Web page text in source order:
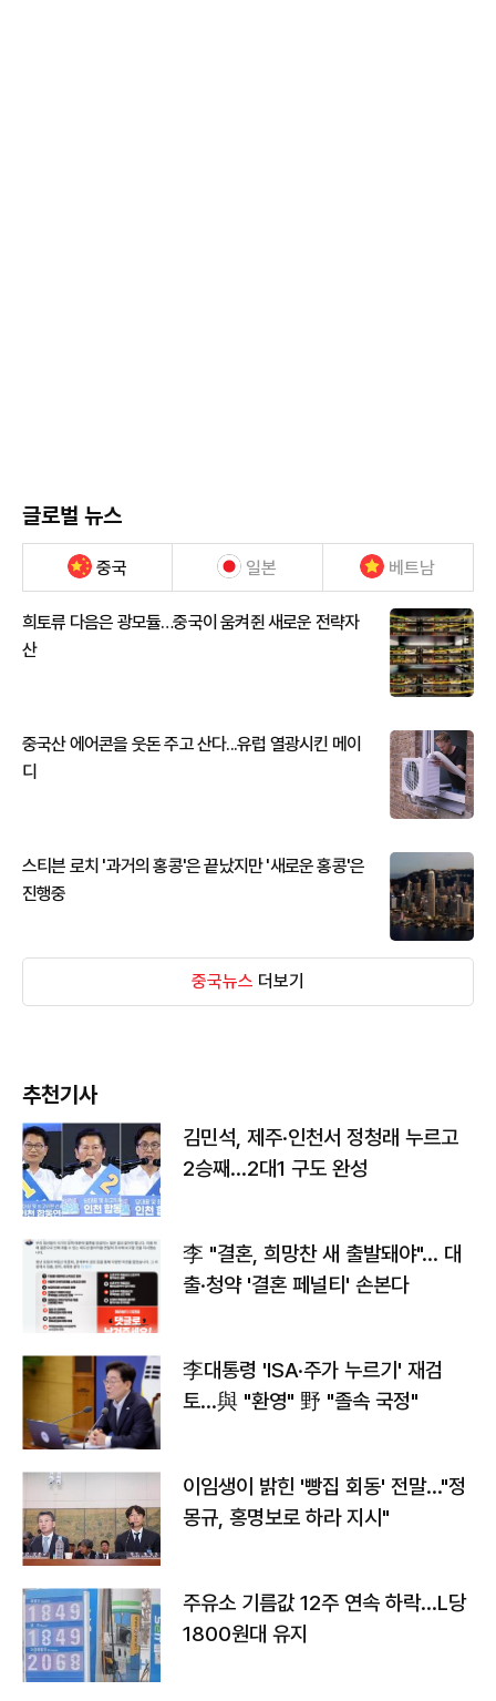
글로벌 뉴스
중국 일본 베트남
희토류 다음은 광모듈…중국이 움켜쥔 새로운 전략자
산
중국산 에어콘을 웃돈 주고 산다...유럽 열광시킨 메이
디
스티븐 로치 '과거의 홍콩'은 끝났지만 '새로운 홍콩'은
진행중
중국뉴스 더보기
추천기사
김민석, 제주·인천서 정청래 누르고
2승째…2대1 구도 완성
李 "결혼, 희망찬 새 출발돼야"… 대
출·청약 '결혼 페널티' 손본다
李대통령 'ISA·주가 누르기' 재검
토…與 "환영" 野 "졸속 국정"
이임생이 밝힌 '빵집 회동' 전말…"정
몽규, 홍명보로 하라 지시"
주유소 기름값 12주 연속 하락…L당
1800원대 유지